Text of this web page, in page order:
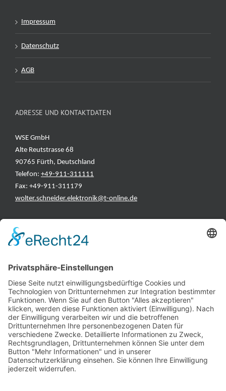
Impressum
Datenschutz
AGB
ADRESSE UND KONTAKTDATEN
WSE GmbH
Alte Reutstrasse 68
90765 Fürth, Deutschland
Telefon: +49-911-311111
Fax: +49-911-311179
wolter.schneider.elektronik@t-online.de
INFORMATIONEN
Hersteller
Fehlerliste
Impressum
Datenschutzerklärung